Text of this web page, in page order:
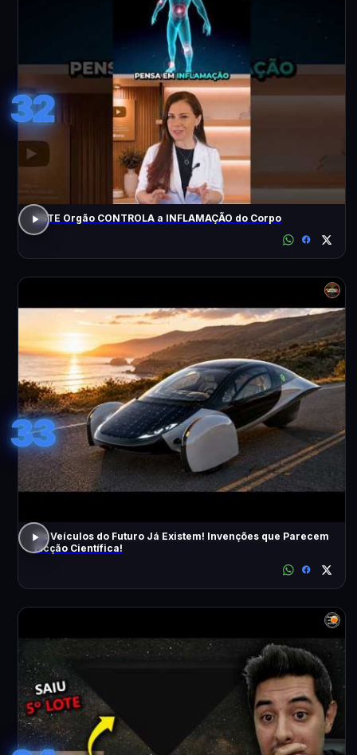
32
ESTE Orgão CONTROLA a INFLAMAÇÃO do Corpo
33
Os Veículos do Futuro Já Existem! Invenções que Parecem
Ficção Científica!